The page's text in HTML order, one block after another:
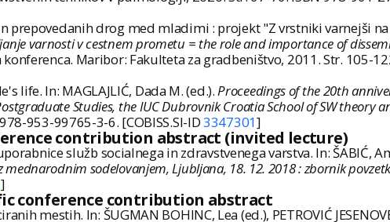
prepovedanih drog med mladimi : projekt "Z vrstniki varnejši na
varnosti v cestnem prometu = the role and importance of
Maribor: Fakulteta za gradbeništvo, 2011. Str. 105-
life. In: MAGLAJLIĆ, Dada M. (ed.).Proceedings of the 20th
Studies, the IUC Dubrovnik Croatia School of SW theory
953-99765-3-6. [COBISS.SI-ID3347301]
contribution abstract (invited lecture)
služb socialnega in zdravstvenega varstva. In: ŠABIĆ,
sodelovanjem, Ljubljana, 18. 12. 2018 : zbornik
]
conference contribution abstract
mestih. In: ŠUGMAN BOHINC, Lea (ed.), PETROVIĆ